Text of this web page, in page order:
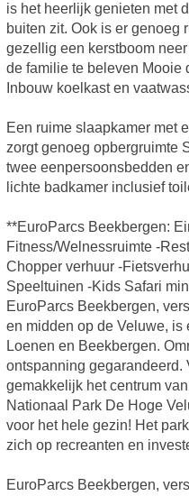
is het heerlijk genieten met
buiten zit. Ook is er genoeg
gezellig een kerstboom
de familie te beleven Mooie
Inbouw koelkast en
Een ruime slaapkamer met
zorgt genoeg opbergruimte
twee eenpersoonsbedden
lichte badkamer inclusief
**EuroParcs Beekbergen:
Fitness/Welnessruimte -
Chopper verhuur -
Speeltuinen -Kids Safari
EuroParcs Beekbergen,
en midden op de Veluwe,
Loenen en Beekbergen.
ontspanning gegarandeerd.
gemakkelijk het centrum
Nationaal Park De Hoge
voor het hele gezin! Het
zich op recreanten en
EuroParcs Beekbergen,